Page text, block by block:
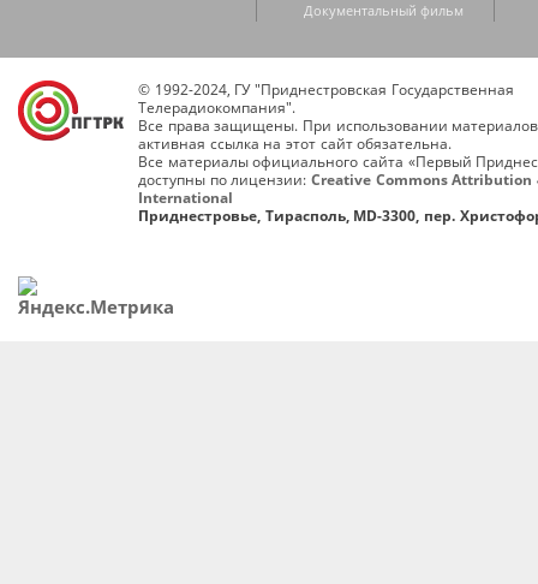
Документальный фильм
© 1992-2024, ГУ "Приднестровская Государственная
Телерадиокомпания".
Все права защищены. При использовании
активная ссылка на этот сайт обязательна.
Все материалы официального сайта «Первый
доступны по лицензии: Creative Commons Attribution
International
Приднестровье, Тирасполь, MD-3300, пер.